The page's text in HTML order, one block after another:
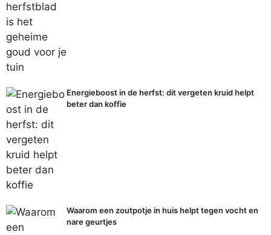
Energieboost in de herfst: dit vergeten kruid helpt
beter dan koffie
Waarom een zoutpotje in huis helpt tegen vocht en
nare geurtjes